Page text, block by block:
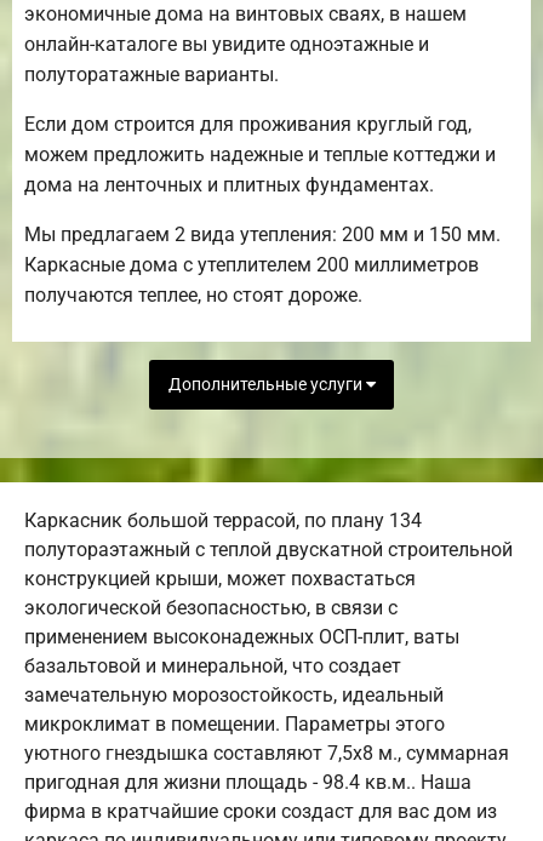
экономичные дома на винтовых сваях, в нашем
онлайн-каталоге вы увидите одноэтажные и
полуторатажные варианты.
Если дом строится для проживания круглый год,
можем предложить надежные и теплые коттеджи и
дома на ленточных и плитных фундаментах.
Мы предлагаем 2 вида утепления: 200 мм и 150 мм.
Каркасные дома с утеплителем 200 миллиметров
получаются теплее, но стоят дороже.
Дополнительные услуги
Каркасник большой террасой, по плану 134
полутораэтажный с теплой двускатной строительной
конструкцией крыши, может похвастаться
экологической безопасностью, в связи с
применением высоконадежных ОСП-плит, ваты
базальтовой и минеральной, что создает
замечательную морозостойкость, идеальный
микроклимат в помещении. Параметры этого
уютного гнездышка составляют 7,5х8 м., суммарная
пригодная для жизни площадь - 98.4 кв.м.. Наша
фирма в кратчайшие сроки создаст для вас дом из